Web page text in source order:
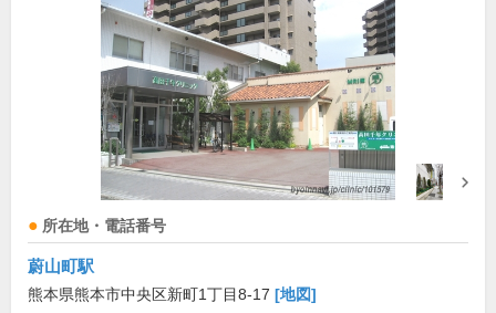
所在地・電話番号
蔚山町駅
熊本県熊本市中央区新町1丁目8-17 [地図]